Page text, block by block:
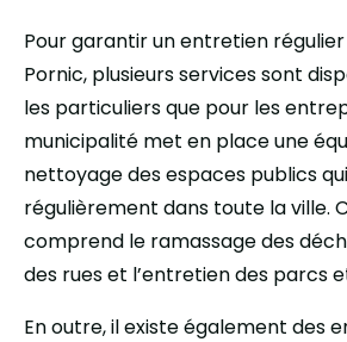
Pour garantir un entretien
Pornic, plusieurs services sont
les particuliers que pour les
municipalité met en place une
nettoyage des espaces publics
régulièrement dans toute la ville.
comprend le ramassage des
des rues et l’entretien des parcs
En outre, il existe également des